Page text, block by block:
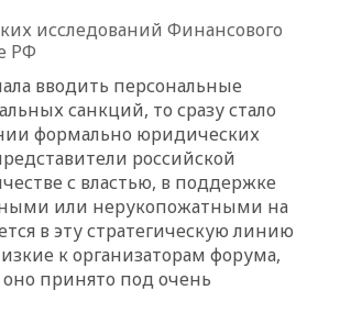
вчера, 21:15
опубликовал 16 новых видео с
вчера, 21:00 На границе
Украины с Польшей скопилось
свыше 6,5 тысячи грузовиков
вчера, 20:53Швыдкой:
«Интервидение» точно
пройдет в 2026 году
вчера, 20:45 ПВО за день
сбила еще 75 украинских
беспилотников над Россией
исследований Финансового
РФ
вводить персональные
санкций, то сразу стало
формально юридических
российской
с властью, в поддержке
или нерукопожатными на
в эту стратегическую линию
к организаторам форума,
оно принято под очень